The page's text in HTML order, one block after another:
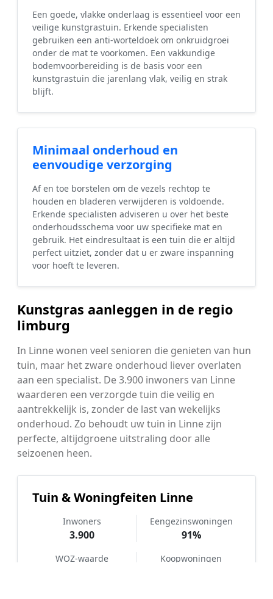
Een goede, vlakke onderlaag is essentieel voor een
veilige kunstgrastuin. Erkende specialisten
gebruiken een anti-worteldoek om onkruidgroei
onder de mat te voorkomen. Een vakkundige
bodemvoorbereiding is de basis voor een
kunstgrastuin die jarenlang vlak, veilig en strak
blijft.
Minimaal onderhoud en
eenvoudige verzorging
Af en toe borstelen om de vezels rechtop te
houden en bladeren verwijderen is voldoende.
Erkende specialisten adviseren u over het beste
onderhoudsschema voor uw specifieke mat en
gebruik. Het eindresultaat is een tuin die er altijd
perfect uitziet, zonder dat u er zware inspanning
voor hoeft te leveren.
Kunstgras aanleggen in de regio
limburg
In Linne wonen veel senioren die genieten van hun
tuin, maar het zware onderhoud liever overlaten
aan een specialist. De 3.900 inwoners van Linne
waarderen een verzorgde tuin die veilig en
aantrekkelijk is, zonder de last van wekelijks
onderhoud. Zo behoudt uw tuin in Linne zijn
perfecte, altijdgroene uitstraling door alle
seizoenen heen.
Tuin & Woningfeiten Linne
Inwoners
3.900
Eengezinswoningen
91%
WOZ-waarde Koopwoningen